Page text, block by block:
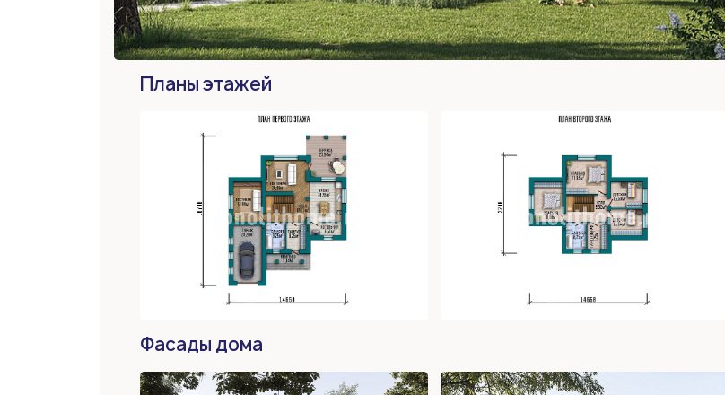
Планы этажей
Фасады дома